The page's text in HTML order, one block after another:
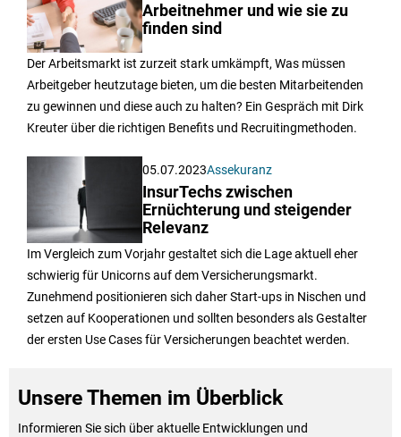
Arbeitnehmer und wie sie zu
finden sind
Der Arbeitsmarkt ist zurzeit stark umkämpft, Was müssen
Arbeitgeber heutzutage bieten, um die besten Mitarbeitenden
zu gewinnen und diese auch zu halten? Ein Gespräch mit Dirk
Kreuter über die richtigen Benefits und Recruitingmethoden.
05.07.2023Assekuranz
InsurTechs zwischen
Ernüchterung und steigender
Relevanz
Im Vergleich zum Vorjahr gestaltet sich die Lage aktuell eher
schwierig für Unicorns auf dem Versicherungsmarkt.
Zunehmend positionieren sich daher Start-ups in Nischen und
setzen auf Kooperationen und sollten besonders als Gestalter
der ersten Use Cases für Versicherungen beachtet werden.
Unsere Themen im Überblick
Informieren Sie sich über aktuelle Entwicklungen und